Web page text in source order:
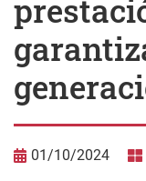
01/10/2024